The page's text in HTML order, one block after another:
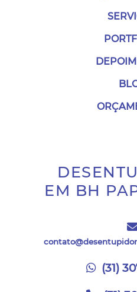
EM BH
(31)